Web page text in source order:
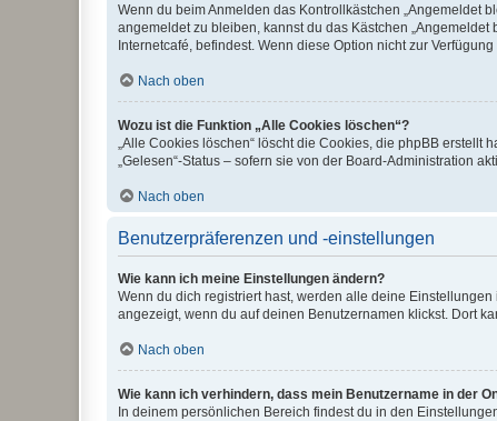
Wenn du beim Anmelden das Kontrollkästchen „Angemeldet
angemeldet zu bleiben, kannst du das Kästchen
Internetcafé, befindest. Wenn diese Option nicht zur
Nach oben
Wozu ist die Funktion „Alle Cookies löschen“?
„Alle Cookies löschen“ löscht die Cookies, die phpBB
„Gelesen“-Status – sofern sie von der Board-Administration
Nach oben
Benutzerpräferenzen und -einstellungen
Wie kann ich meine Einstellungen ändern?
Wenn du dich registriert hast, werden alle deine
angezeigt, wenn du auf deinen Benutzernamen klickst. Dort
Nach oben
Wie kann ich verhindern, dass mein Benutzername in der
In deinem persönlichen Bereich findest du in den